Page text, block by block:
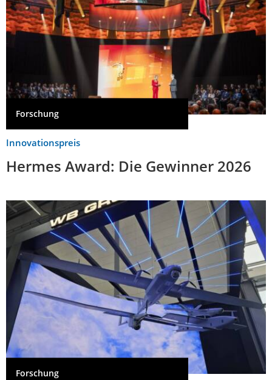
Forschung
Innovationspreis
Hermes Award: Die Gewinner 2026
Forschung